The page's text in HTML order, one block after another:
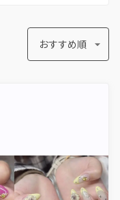
おすすめ順